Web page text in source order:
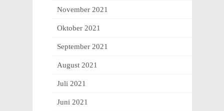
November 2021
Oktober 2021
September 2021
August 2021
Juli 2021
Juni 2021